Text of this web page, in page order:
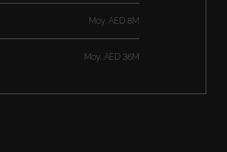
Moy. AED 8M
Moy. AED 36M